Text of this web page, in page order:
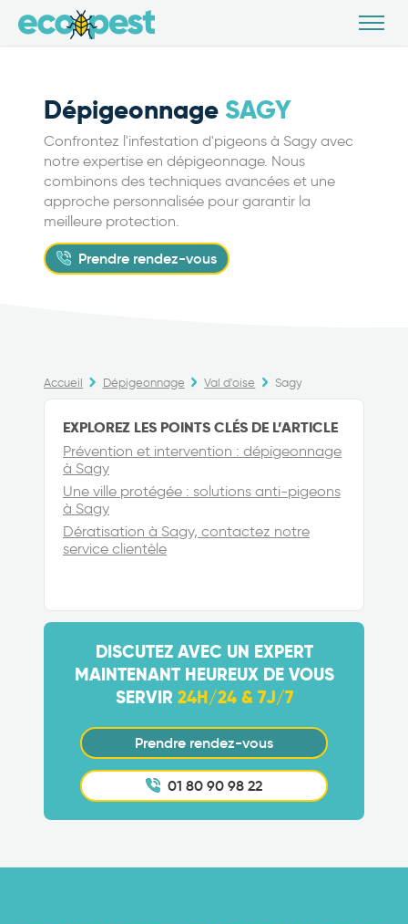
Dépigeonnage SAGY
Confrontez l'infestation d'pigeons à Sagy avec
notre expertise en dépigeonnage. Nous
combinons des techniques avancées et une
approche personnalisée pour garantir la
meilleure protection.
Prendre rendez-vous
Accueil Dépigeonnage Val d'oise Sagy
EXPLOREZ LES POINTS CLÉS DE L’ARTICLE
Prévention et intervention : dépigeonnage
à Sagy
Une ville protégée : solutions anti-pigeons
à Sagy
Dératisation à Sagy, contactez notre
service clientèle
DISCUTEZ AVEC UN EXPERT
MAINTENANT HEUREUX DE VOUS
SERVIR 24H/24 & 7J/7
Prendre rendez-vous
01 80 90 98 22